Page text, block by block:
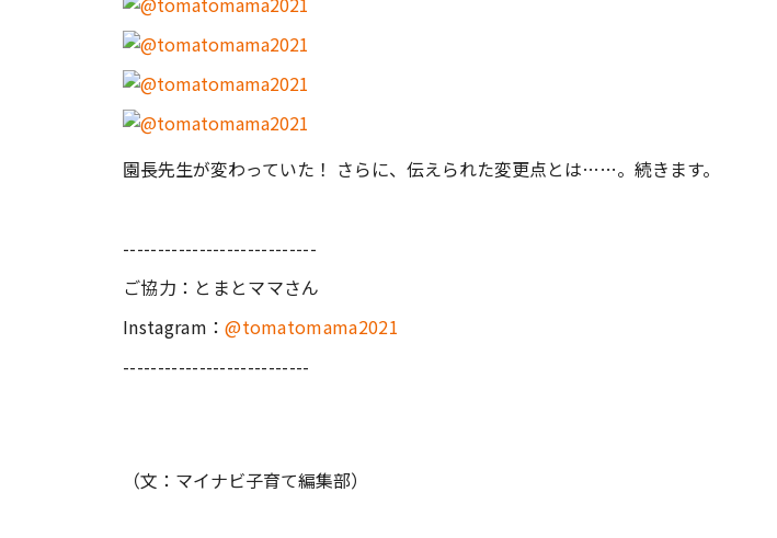
園長先生が変わっていた！ さらに、伝えられた変更点とは……。続きます。
----------------------------
ご協力：とまとママさん
Instagram：@tomatomama2021
---------------------------
（文：マイナビ子育て編集部）